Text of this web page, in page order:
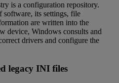
is a configuration repository.
software, its settings, file
are written into the
device, Windows consults and
drivers and configure the
legacy INI files